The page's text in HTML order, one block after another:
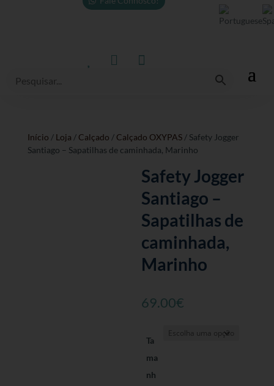
 
Início / Loja / Calçado / Calçado OXYPAS/ Safety Jogger
Santiago – Sapatilhas de caminhada, Marinho
Safety Jogger
Santiago –
Sapatilhas de
caminhada,
Marinho
69.00€
Ta
ma
nh